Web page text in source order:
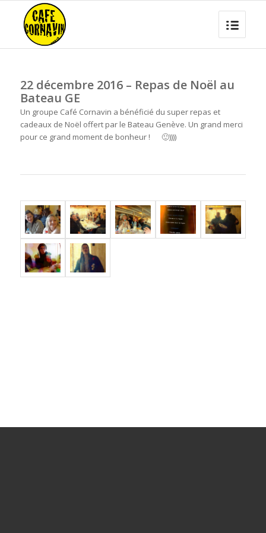
22 décembre 2016 – Repas de Noël au
Bateau GE
Un groupe Café Cornavin a bénéficié du super repas et
cadeaux de Noël offert par le Bateau Genève. Un grand merci
pour ce grand moment de bonheur !
🙂))))